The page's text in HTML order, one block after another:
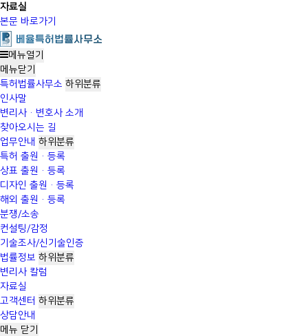
자료실
본문 바로가기
메뉴열기
메뉴닫기
특허법률사무소 하위분류
인사말
변리사·변호사 소개
찾아오시는 길
업무안내 하위분류
특허 출원·등록
상표 출원·등록
디자인 출원·등록
해외 출원·등록
분쟁/소송
컨설팅/감정
기술조사/신기술인증
법률정보 하위분류
변리사 칼럼
자료실
고객센터 하위분류
상담안내
메뉴 닫기